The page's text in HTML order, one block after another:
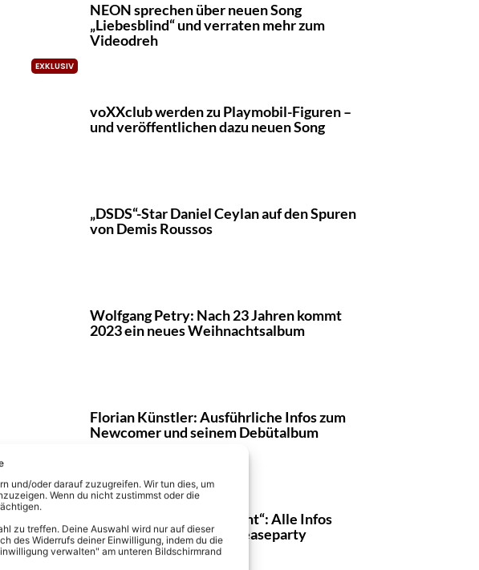
und/oder darauf zuzugreifen. Wir tun dies, um
Wenn du nicht zustimmst oder die
zu treffen. Deine Auswahl wird nur auf dieser
des Widerrufs deiner Einwilligung, indem du die
verwalten" am unteren Bildschirmrand
NEON sprechen über neuen Song
„Liebesblind“ und verraten mehr zum
Videodreh
voXXclub werden zu Playmobil-Figuren –
und veröffentlichen dazu neuen Song
„DSDS“-Star Daniel Ceylan auf den Spuren
von Demis Roussos
Wolfgang Petry: Nach 23 Jahren kommt
2023 ein neues Weihnachtsalbum
Florian Künstler: Ausführliche Infos zum
Newcomer und seinem Debütalbum
Andrea Berg – „Weihnacht“: Alle Infos
zum Vorverkauf und Releaseparty